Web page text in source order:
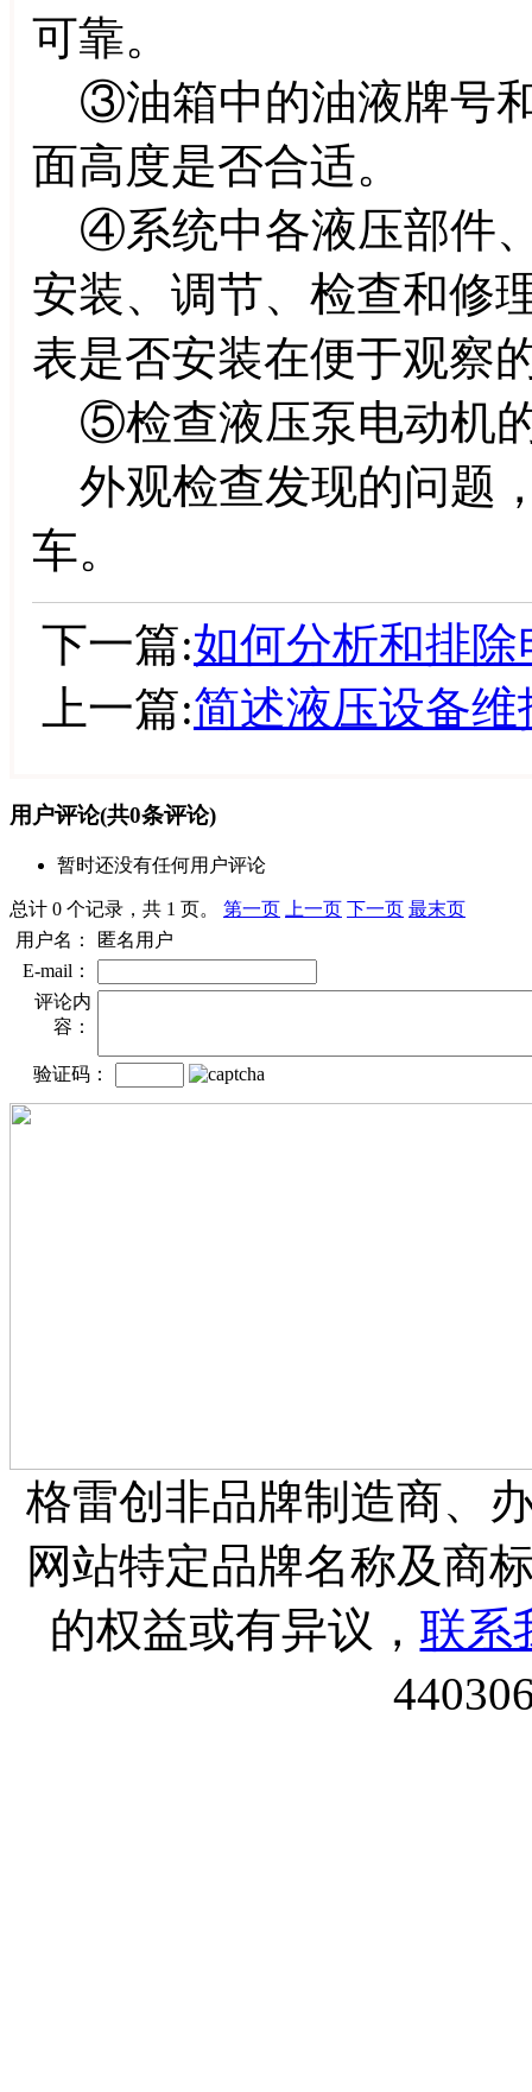
可靠。
③油箱中的油液牌号
面高度是否合适。
④系统中各液压部件
安装、调节、检查和修
表是否安装在便于观察
⑤检查液压泵电动机
外观检查发现的问题
车。
下一篇:如何分析和排
上一篇:简述液压设备
用户评论(共0条评论)
暂时还没有任何用户评论
总计 0 个记录，共 1 页。 第一页 上一页 下一页 最末页
用户名：
匿名用户
E-mail：
评论内
容：
验证码：
格雷创非品牌制造商、
网站特定品牌名称及商
的权益或有异议， 联系